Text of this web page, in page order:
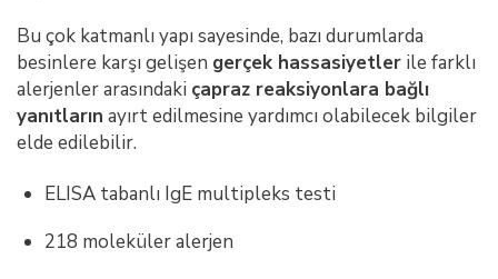
Bu çok katmanlı yapı sayesinde, bazı durumlarda
besinlere karşı gelişen gerçek hassasiyetler ile farklı
alerjenler arasındaki çapraz reaksiyonlara bağlı
yanıtların ayırt edilmesine yardımcı olabilecek bilgiler
elde edilebilir.
ELISA tabanlı IgE multipleks testi
218 moleküler alerjen